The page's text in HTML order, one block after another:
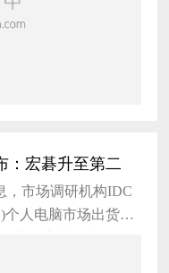
：宏碁升至第二
，市场调研机构IDC
人电脑市场出货量